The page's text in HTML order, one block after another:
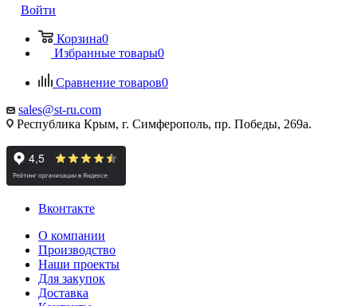
Войти
Корзина0
Избранные товары0
Сравнение товаров0
sales@st-ru.com
Республика Крым, г. Симферополь, пр. Победы, 269а.
Вконтакте
О компании
Производство
Наши проекты
Для закупок
Доставка